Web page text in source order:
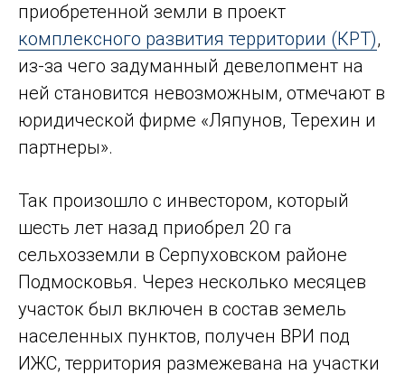
приобретенной земли в проект
комплексного развития территории (КРТ),
из-за чего задуманный девелопмент на
ней становится невозможным, отмечают в
юридической фирме «Ляпунов, Терехин и
партнеры».
Так произошло с инвестором, который
шесть лет назад приобрел 20 га
сельхозземли в Серпуховском районе
Подмосковья. Через несколько месяцев
участок был включен в состав земель
населенных пунктов, получен ВРИ под
ИЖС, территория размежевана на участки